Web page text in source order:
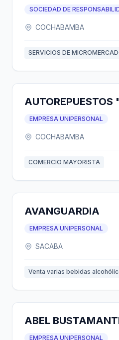
SOCIEDAD DE
COCHABAMBA
SERVICIOS DE
AUTOREPUESTOS
EMPRESA UNIPERSONAL
COCHABAMBA
COMERCIO MAYORISTA
AVANGUARDIA
EMPRESA UNIPERSONAL
SACABA
Venta varias bebidas
ABEL
EMPRESA UNIPERSONAL